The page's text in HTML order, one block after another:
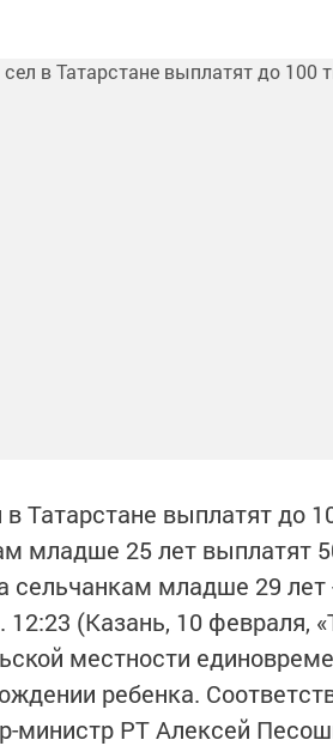
Татарстане выплатят до
младше 25 лет выплатят
сельчанкам младше 29
(Казань, 10 февраля,
местности
ребенка.
министр РТ Алексей